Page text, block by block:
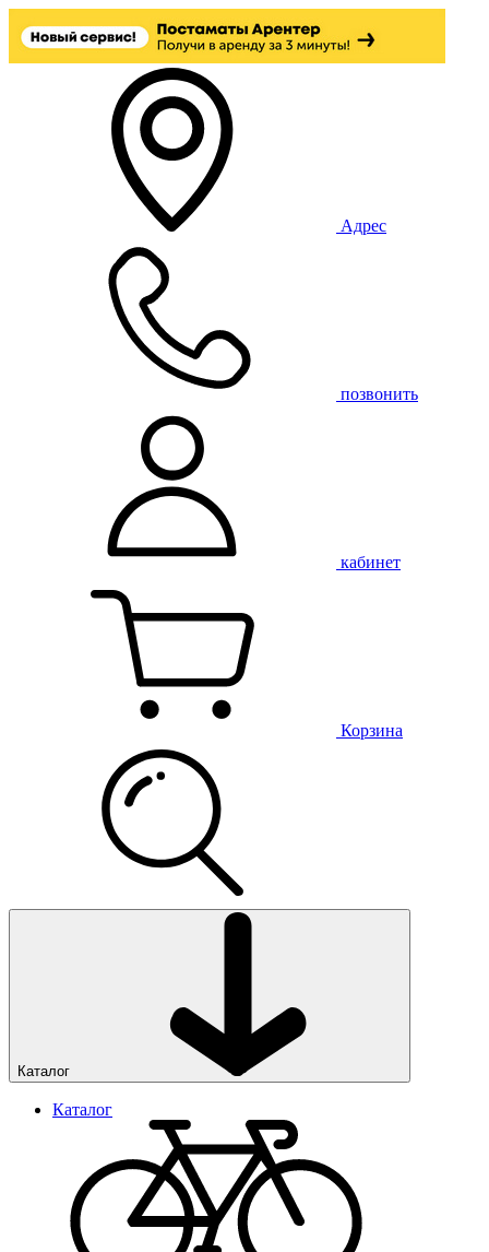
Адрес
позвонить
кабинет
Корзина
Каталог
Каталог